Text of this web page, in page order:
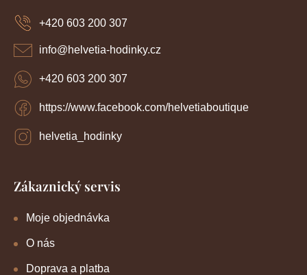
info@helvetia-hodinky.cz
+420 603 200 307
https://www.facebook.com/helvetiaboutique
helvetia_hodinky
+420 603 200 307
Zákaznický servis
Moje objednávka
O nás
Doprava a platba